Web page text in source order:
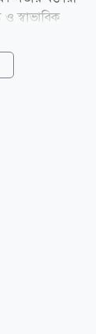
ও স্বাভাবিক
বৃহস্পতিবার (৬